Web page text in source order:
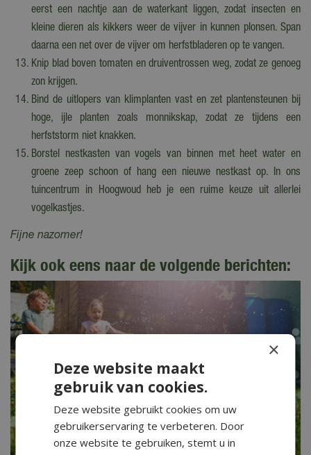
eerst een nachtje aan de waterkant liggen, zodat insecten en
kleine dieren als kikkers weer de vijver in kunnen plonsen. Span
daarna een net over de vijver om herfstbladeren op te vangen.
Knip blad boven tomaten en druiventrossen weg, zodat ze genoeg
zon krijgen.
Bind de uitlopers van klimplanten vast en zet plantensteunen bij
hoge, ijle planten zoals monnikskap, zodat ze tijdens een
herfststorm niet knakken.
Borstel nestkasten van vogels van binnen met heet water en
groene zeep schoon of hang een nieuwe nestkast op. In ons
tuincentrum in Hoogwoud heb je een ruime keuze uit allerlei
vogelkastjes.
Fijne nazomer!
Kijk ook eens naar de volgende berichten:
×
Deze website maakt
gebruik van cookies.
Deze website gebruikt cookies om uw
gebruikerservaring te verbeteren. Door
onze website te gebruiken, stemt u in